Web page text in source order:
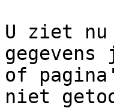
U ziet
of
niet